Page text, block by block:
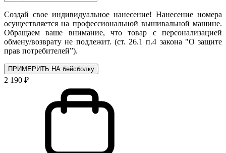
Создай свое индивидуальное нанесение! Нанесение номера
осуществляется на профессиональной вышивальной машине.
Обращаем ваше внимание, что товар с персонализацией
обмену/возврату не подлежит. (ст. 26.1 п.4 закона "О защите
прав потребителей”).
ПРИМЕРИТЬ НА бейсболку
2 190 ₽